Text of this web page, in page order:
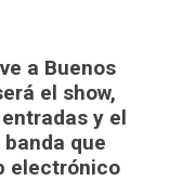
a Buenos
el show,
y el
que
electrónico